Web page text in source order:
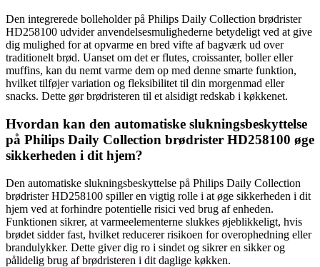
Den integrerede bolleholder på Philips Daily Collection brødrister
HD258100 udvider anvendelsesmulighederne betydeligt ved at give
dig mulighed for at opvarme en bred vifte af bagværk ud over
traditionelt brød. Uanset om det er flutes, croissanter, boller eller
muffins, kan du nemt varme dem op med denne smarte funktion,
hvilket tilføjer variation og fleksibilitet til din morgenmad eller
snacks. Dette gør brødristeren til et alsidigt redskab i køkkenet.
Hvordan kan den automatiske slukningsbeskyttelse
på Philips Daily Collection brødrister HD258100 øge
sikkerheden i dit hjem?
Den automatiske slukningsbeskyttelse på Philips Daily Collection
brødrister HD258100 spiller en vigtig rolle i at øge sikkerheden i dit
hjem ved at forhindre potentielle risici ved brug af enheden.
Funktionen sikrer, at varmeelementerne slukkes øjeblikkeligt, hvis
brødet sidder fast, hvilket reducerer risikoen for overophedning eller
brandulykker. Dette giver dig ro i sindet og sikrer en sikker og
pålidelig brug af brødristeren i dit daglige køkken.